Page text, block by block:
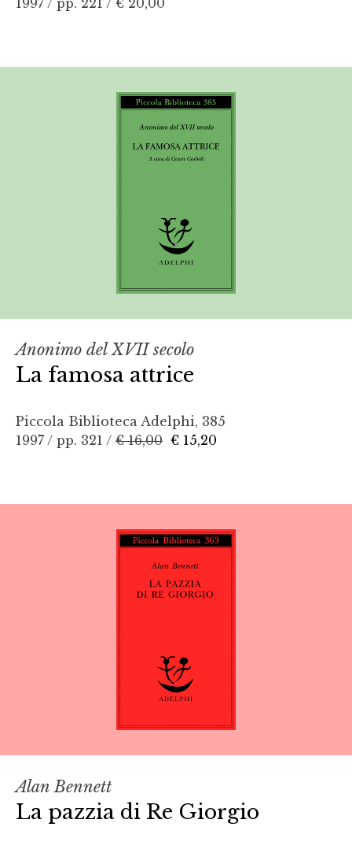
1997 / pp. 221 / € 20,00
Anonimo del XVII secolo
La famosa attrice
Piccola Biblioteca Adelphi, 385
1997 / pp. 321 / € 16,00 € 15,20
Alan Bennett
La pazzia di Re Giorgio